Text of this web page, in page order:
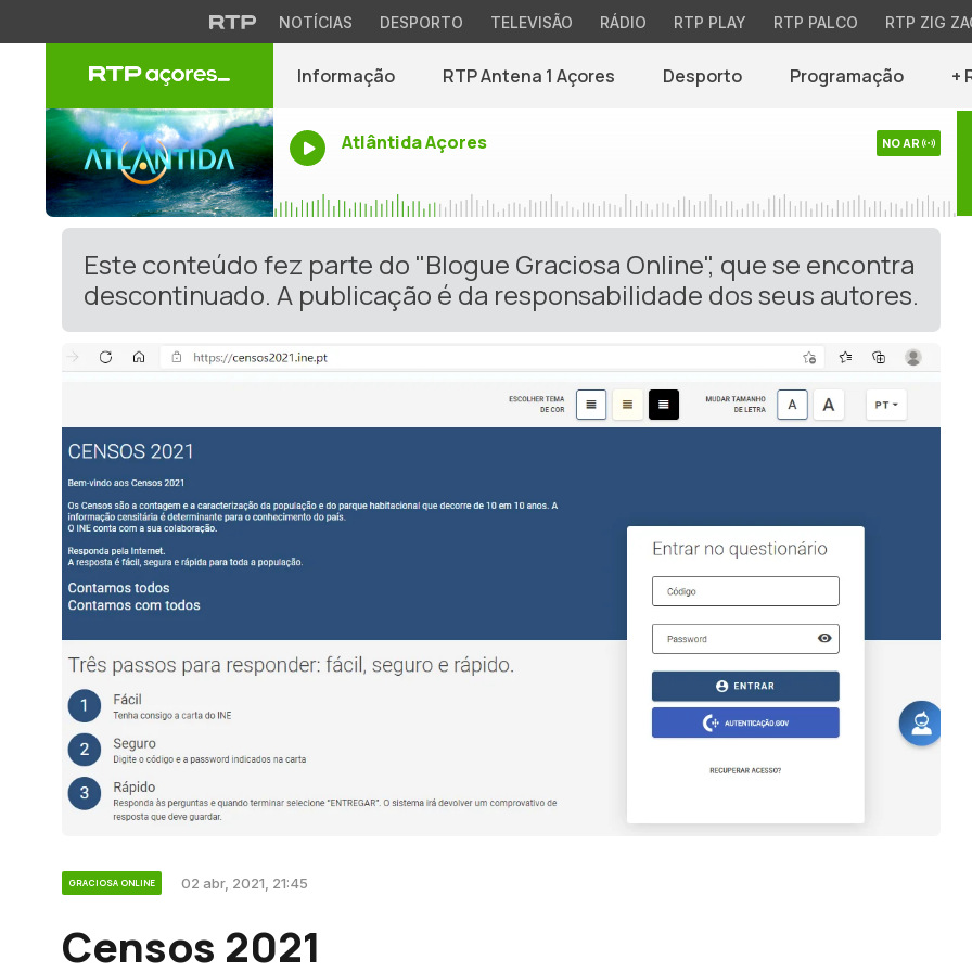
NOTÍCIAS DESPORTO TELEVISÃO RÁDIO RTP PLAY RTP PALCO RTP ZIG
Informação RTP Antena 1 Açores Desporto Programação +
Atlântida Açores NO AR
Este conteúdo fez parte do "Blogue Graciosa Online", que se encontra
descontinuado. A publicação é da responsabilidade dos seus autores.
GRACIOSA ONLINE 02 abr, 2021, 21:45
Censos 2021